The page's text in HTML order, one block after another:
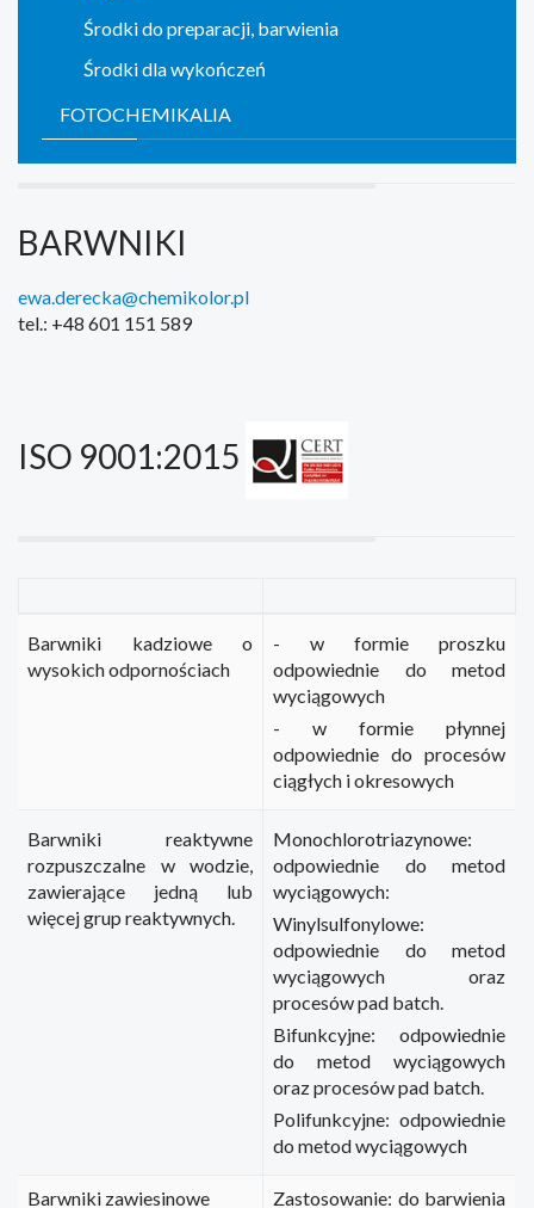
Środki do preparacji, barwienia
Środki dla wykończeń
FOTOCHEMIKALIA
BARWNIKI
ewa.derecka@chemikolor.pl
tel.: +48 601 151 589
ISO 9001:2015
Barwniki kadziowe o
wysokich odpornościach
- w formie proszku
odpowiednie do metod
wyciągowych
- w formie płynnej
odpowiednie do procesów
ciągłych i okresowych
Barwniki reaktywne
rozpuszczalne w wodzie,
zawierające jedną lub
więcej grup reaktywnych.
Monochlorotriazynowe:
odpowiednie do metod
wyciągowych:
Winylsulfonylowe:
odpowiednie do metod
wyciągowych oraz
procesów pad batch.
Bifunkcyjne: odpowiednie
do metod wyciągowych
oraz procesów pad batch.
Polifunkcyjne: odpowiednie
do metod wyciągowych
Barwniki zawiesinowe Zastosowanie: do barwienia